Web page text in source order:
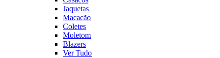
Jaquetas
Macacão
Coletes
Moletom
Blazers
Ver Tudo